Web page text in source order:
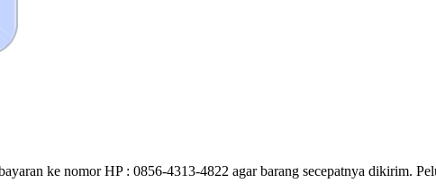
ke nomor HP : 0856-4313-4822 agar barang secepatnya dikirim.